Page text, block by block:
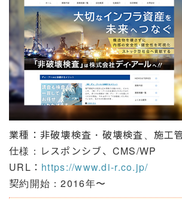
業種：非破壊検査・破壊検査、施工
仕様：レスポンシブ、CMS/WP
URL： https://www.di-r.co.jp/
契約開始：2016年〜